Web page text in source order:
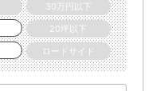
30万円以下
20坪以下
ロードサイド